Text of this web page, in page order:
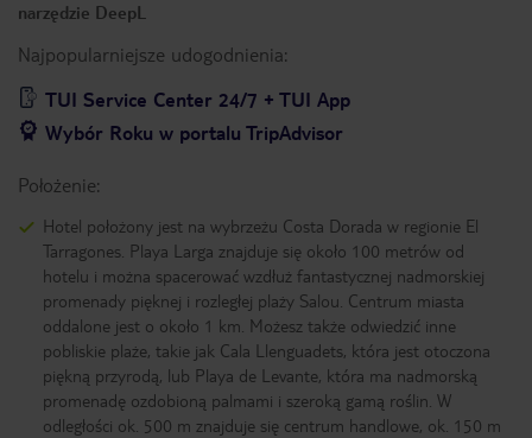
narzędzie DeepL
Najpopularniejsze udogodnienia:
TUI Service Center 24/7 + TUI App
Wybór Roku w portalu TripAdvisor
Położenie:
Hotel położony jest na wybrzeżu Costa Dorada w regionie El
Tarragones. Playa Larga znajduje się około 100 metrów od
hotelu i można spacerować wzdłuż fantastycznej nadmorskiej
promenady pięknej i rozległej plaży Salou. Centrum miasta
oddalone jest o około 1 km. Możesz także odwiedzić inne
pobliskie plaże, takie jak Cala Llenguadets, która jest otoczona
piękną przyrodą, lub Playa de Levante, która ma nadmorską
promenadę ozdobioną palmami i szeroką gamą roślin. W
odległości ok. 500 m znajduje się centrum handlowe, ok. 150 m